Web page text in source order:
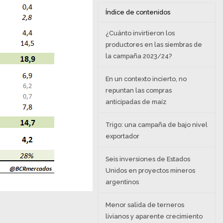
Índice de contenidos
¿Cuánto invirtieron los
productores en las siembras de
la campaña 2023/24?
En un contexto incierto, no
repuntan las compras
anticipadas de maíz
Trigo: una campaña de bajo nivel
exportador
Seis inversiones de Estados
Unidos en proyectos mineros
argentinos
Menor salida de terneros
livianos y aparente crecimiento